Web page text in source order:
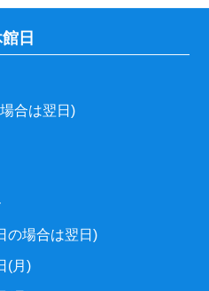
日
合は翌日)
場合は翌日)
(月)